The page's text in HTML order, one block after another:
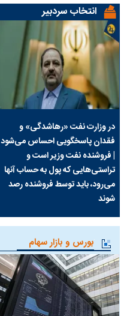
انتخاب سردبیر
در وزارت نفت «رهاشدگی» و
فقدان پاسخگویی احساس می‌شود
| فروشنده نفت وزیر است و
تراستی‌هایی که پول به حساب آنها
می‌رود، باید توسط فروشنده رصد
شوند
بورس و بازار سهام